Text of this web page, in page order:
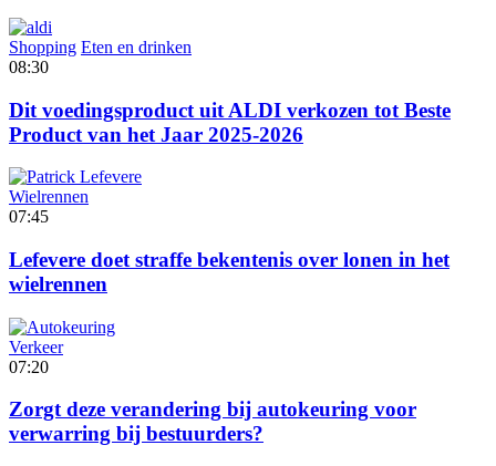
Shopping Eten en drinken
08:30
Dit voedingsproduct uit ALDI verkozen tot Beste
Product van het Jaar 2025-2026
Wielrennen
07:45
Lefevere doet straffe bekentenis over lonen in het
wielrennen
Verkeer
07:20
Zorgt deze verandering bij autokeuring voor
verwarring bij bestuurders?